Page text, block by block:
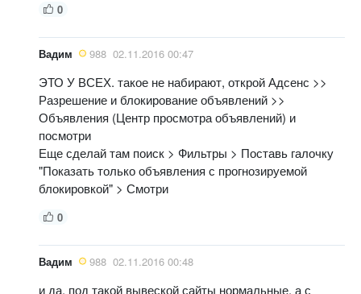
0
Вадим 988 02.11.2016 00:47
ЭТО У ВСЕХ. такое не набирают, открой Адсенс >>
Разрешение и блокирование объявлений >>
Объявления (Центр просмотра объявлений) и
посмотри
Еще сделай там поиск > Фильтры > Поставь галочку
"Показать только объявления с прогнозируемой
блокировкой" > Смотри
0
Вадим 988 02.11.2016 00:48
и да, под такой вывеской сайты нормальные, а с